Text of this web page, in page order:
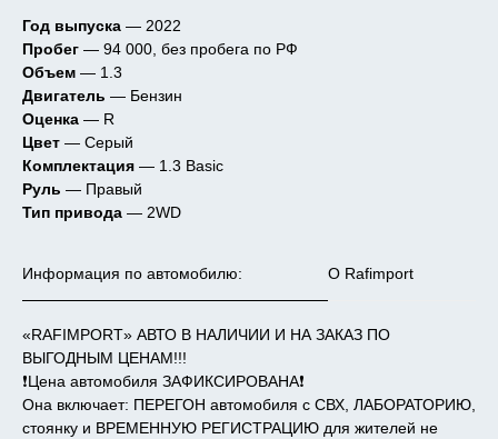
Год выпуска — 2022
Пробег — 94 000, без пробега по РФ
Объем — 1.3
Двигатель — Бензин
Оценка — R
Цвет — Cерый
Комплектация — 1.3 Basic
Руль — Правый
Тип привода — 2WD
Информация по автомобилю: О Rafimport
«RAFIMPORT» АВТО В НАЛИЧИИ И НА ЗАКАЗ ПО
ВЫГОДНЫМ ЦЕНАМ!!!
❗️Цена автомобиля ЗАФИКСИРОВАНА❗️
Она включает: ПЕРЕГОН автомобиля с СВХ, ЛАБОРАТОРИЮ,
стоянку и ВРЕМЕННУЮ РЕГИСТРАЦИЮ для жителей не